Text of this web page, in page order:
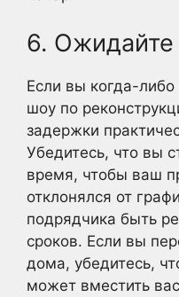
6.
Если вы когда-
шоу по
задержки
Убедитесь, что вы
время, чтобы ваш
отклонялся от
подрядчика быть
сроков. Если вы
дома, убедитесь,
может вместить